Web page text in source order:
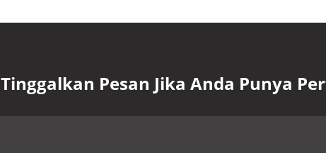
Tinggalkan Pesan Jika Anda Punya